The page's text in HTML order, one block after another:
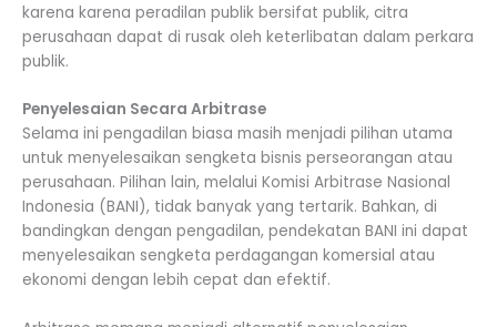
karena karena peradilan publik bersifat publik, citra
perusahaan dapat di rusak oleh keterlibatan dalam perkara
publik.
Penyelesaian Secara Arbitrase
Selama ini pengadilan biasa masih menjadi pilihan utama
untuk menyelesaikan sengketa bisnis perseorangan atau
perusahaan. Pilihan lain, melalui Komisi Arbitrase Nasional
Indonesia (BANI), tidak banyak yang tertarik. Bahkan, di
bandingkan dengan pengadilan, pendekatan BANI ini dapat
menyelesaikan sengketa perdagangan komersial atau
ekonomi dengan lebih cepat dan efektif.